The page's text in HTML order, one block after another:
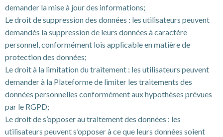
demander la mise à jour des informations;
Le droit de suppression des données : les utilisateurs peuvent
demandés la suppression de leurs données à caractère
personnel, conformément lois applicable en matière de
protection des données;
Le droit à la limitation du traitement : les utilisateurs peuvent
demander à la Plateforme de limiter les traitements des
données personnelles conformément aux hypothèses prévues
par le RGPD;
Le droit de s’opposer au traitement des données : les
utilisateurs peuvent s’opposer à ce que leurs données soient